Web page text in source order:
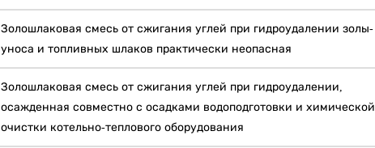
Золошлаковая смесь от сжигания углей при гидроудалении золы-
уноса и топливных шлаков практически неопасная
Золошлаковая смесь от сжигания углей при гидроудалении,
осажденная совместно с осадками водоподготовки и химической
очистки котельно-теплового оборудования